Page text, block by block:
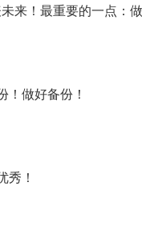
来！最重要的一点：
！做好备份！
秀！